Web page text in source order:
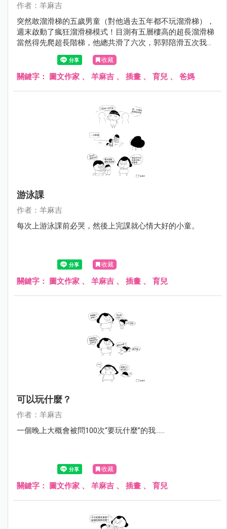
作者：羊麻吉
突然敢溜滑梯的五歲男童（對他過去五年都不玩溜滑梯），
週末啟動了瘋狂溜滑梯模式！目測有五層樓高的超長溜滑梯
當然得先爬超長階梯，他總共滑了六次，郭郭陪滑五次我一
收藏
關鍵字： 圖文作家 、 羊麻吉 、 插畫 、 育兒 、 爸媽
游泳課
作者：羊麻吉
每次上游泳課前必哭，然後上完課就心情大好的小童。
收藏
關鍵字： 圖文作家 、 羊麻吉 、 插畫 、 育兒
可以玩什麼？
作者：羊麻吉
一個晚上大概會被問100次“要玩什麼”的我……
收藏
關鍵字： 圖文作家 、 羊麻吉 、 插畫 、 育兒